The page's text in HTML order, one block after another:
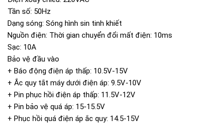
Tần số: 50Hz
Dạng sóng: Sóng hình sin tinh khiết
Nguồn điện: Thời gian chuyển đổi mất điện: 10ms
Sạc: 10A
Bảo vệ đầu vào
+ Báo động điện áp thấp: 10.5V-15V
+ Ắc quy tắt máy dưới điện áp: 9.5V-10V
+ Pin phục hồi điện áp thấp: 11.5V-12V
+ Pin bảo vệ quá áp: 15-15.5V
+ Phục hồi quá điện áp ắc quy: 14.5-15V